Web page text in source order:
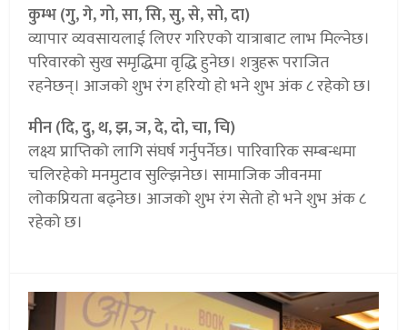
कुम्भ (गु, गे, गो, सा, सि, सु, से, सो, दा)
व्यापार व्यवसायलाई लिएर गरिएको यात्राबाट लाभ मिल्नेछ।
परिवारको सुख समृद्धिमा वृद्धि हुनेछ। शत्रुहरू पराजित
रहनेछन्। आजको शुभ रंग हरियो हो भने शुभ अंक ८ रहेको छ।
मीन (दि, दु, थ, झ, ञ, दे, दो, चा, चि)
लक्ष्य प्राप्तिको लागि संघर्ष गर्नुपर्नेछ। पारिवारिक सम्बन्धमा
चलिरहेको मनमुटाव सुल्झिनेछ। सामाजिक जीवनमा
लोकप्रियता बढ्नेछ। आजको शुभ रंग सेतो हो भने शुभ अंक ८
रहेको छ।